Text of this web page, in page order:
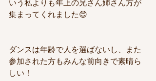
いう私よりも年上の兄さん姉さん方が
集まってくれました😊
ダンスは年齢で人を選ばないし、また
参加された方もみんな前向きで素晴ら
しい！